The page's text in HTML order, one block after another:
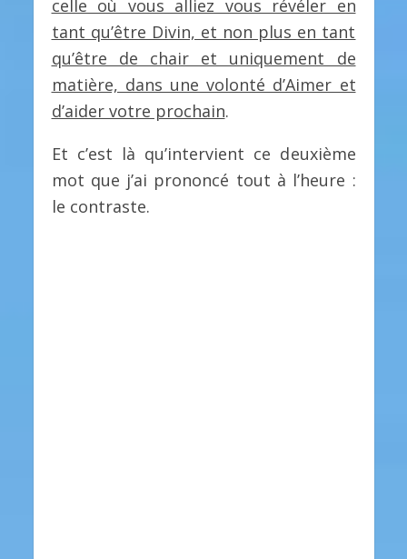
celle où vous alliez vous révéler en
tant qu’être Divin, et non plus en tant
qu’être de chair et uniquement de
matière, dans une volonté d’Aimer et
d’aider votre prochain.
Et c’est là qu’intervient ce deuxième
mot que j’ai prononcé tout à l’heure :
le contraste.